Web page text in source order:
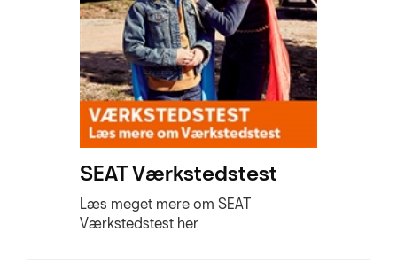
SEAT Værkstedstest
Læs meget mere om SEAT
Værkstedstest her